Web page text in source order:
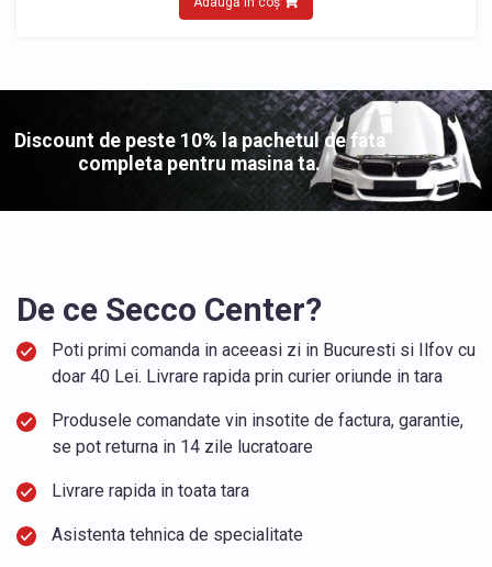
Discount de peste 10% la pachetul de fata
completa pentru masina ta.
De ce Secco Center?
Poti primi comanda in aceeasi zi in Bucuresti si Ilfov cu
doar 40 Lei. Livrare rapida prin curier oriunde in tara
Produsele comandate vin insotite de factura, garantie,
se pot returna in 14 zile lucratoare
Livrare rapida in toata tara
Asistenta tehnica de specialitate